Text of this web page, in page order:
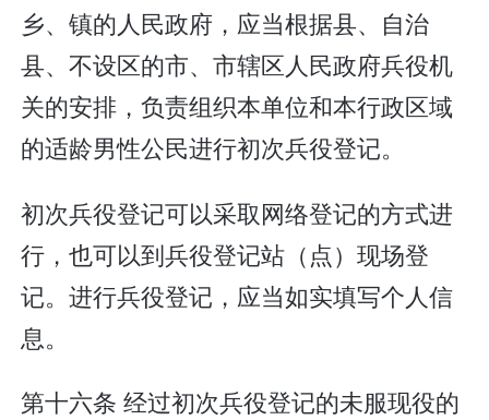
乡、镇的人民政府，应当根据县、自治
县、不设区的市、市辖区人民政府兵役机
关的安排，负责组织本单位和本行政区域
的适龄男性公民进行初次兵役登记。
初次兵役登记可以采取网络登记的方式进
行，也可以到兵役登记站（点）现场登
记。进行兵役登记，应当如实填写个人信
息。
第十六条 经过初次兵役登记的未服现役的